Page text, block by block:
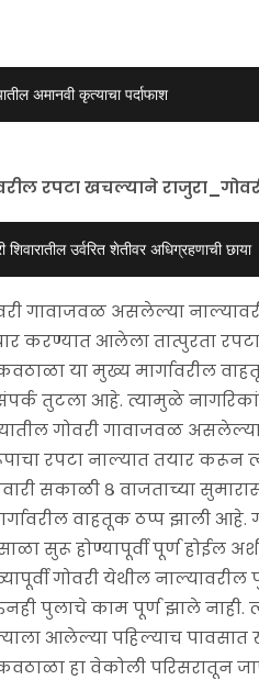
अमानवी कृत्याचा पर्दाफाश
रपटा खचल्याने
उर्वरित शेतीवर अधिग्रहणाची छाया
गावाजवळ असलेल्या
करण्यात आलेला तात्पुरता
या मुख्य मार्गावरील
संपर्क तुटला आहे. त्यामुळे
गोवरी गावाजवळ
रपटा नाल्यात तयार करून
सकाळी ८ वाजताच्या
वाहतूक ठप्प झाली
सुरू होण्यापूर्वी पूर्ण होईल
गोवरी येथील
पुलाचे काम पूर्ण झाले नाही.
आलेल्या पहिल्याच पावसात
हा वेकोली परिसरातून